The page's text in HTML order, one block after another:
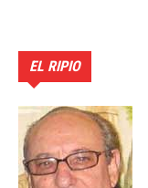
EL RIPIO